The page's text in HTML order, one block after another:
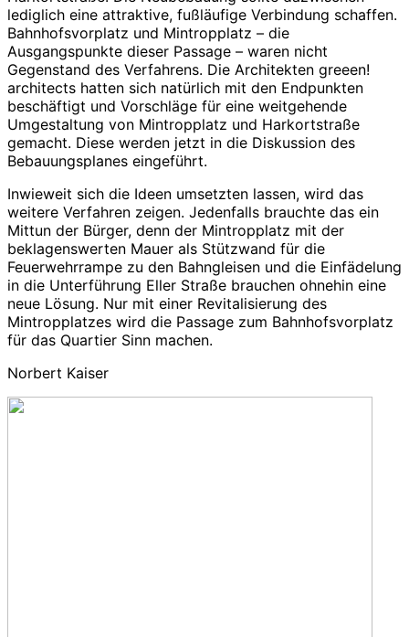
lediglich eine attraktive, fußläufige Verbindung schaffen.
Bahnhofsvorplatz und Mintropplatz – die
Ausgangspunkte dieser Passage – waren nicht
Gegenstand des Verfahrens. Die Architekten greeen!
architects hatten sich natürlich mit den Endpunkten
beschäftigt und Vorschläge für eine weitgehende
Umgestaltung von Mintropplatz und Harkortstraße
gemacht. Diese werden jetzt in die Diskussion des
Bebauungsplanes eingeführt.
Inwieweit sich die Ideen umsetzten lassen, wird das
weitere Verfahren zeigen. Jedenfalls brauchte das ein
Mittun der Bürger, denn der Mintropplatz mit der
beklagenswerten Mauer als Stützwand für die
Feuerwehrrampe zu den Bahngleisen und die Einfädelung
in die Unterführung Eller Straße brauchen ohnehin eine
neue Lösung. Nur mit einer Revitalisierung des
Mintropplatzes wird die Passage zum Bahnhofsvorplatz
für das Quartier Sinn machen.
Norbert Kaiser